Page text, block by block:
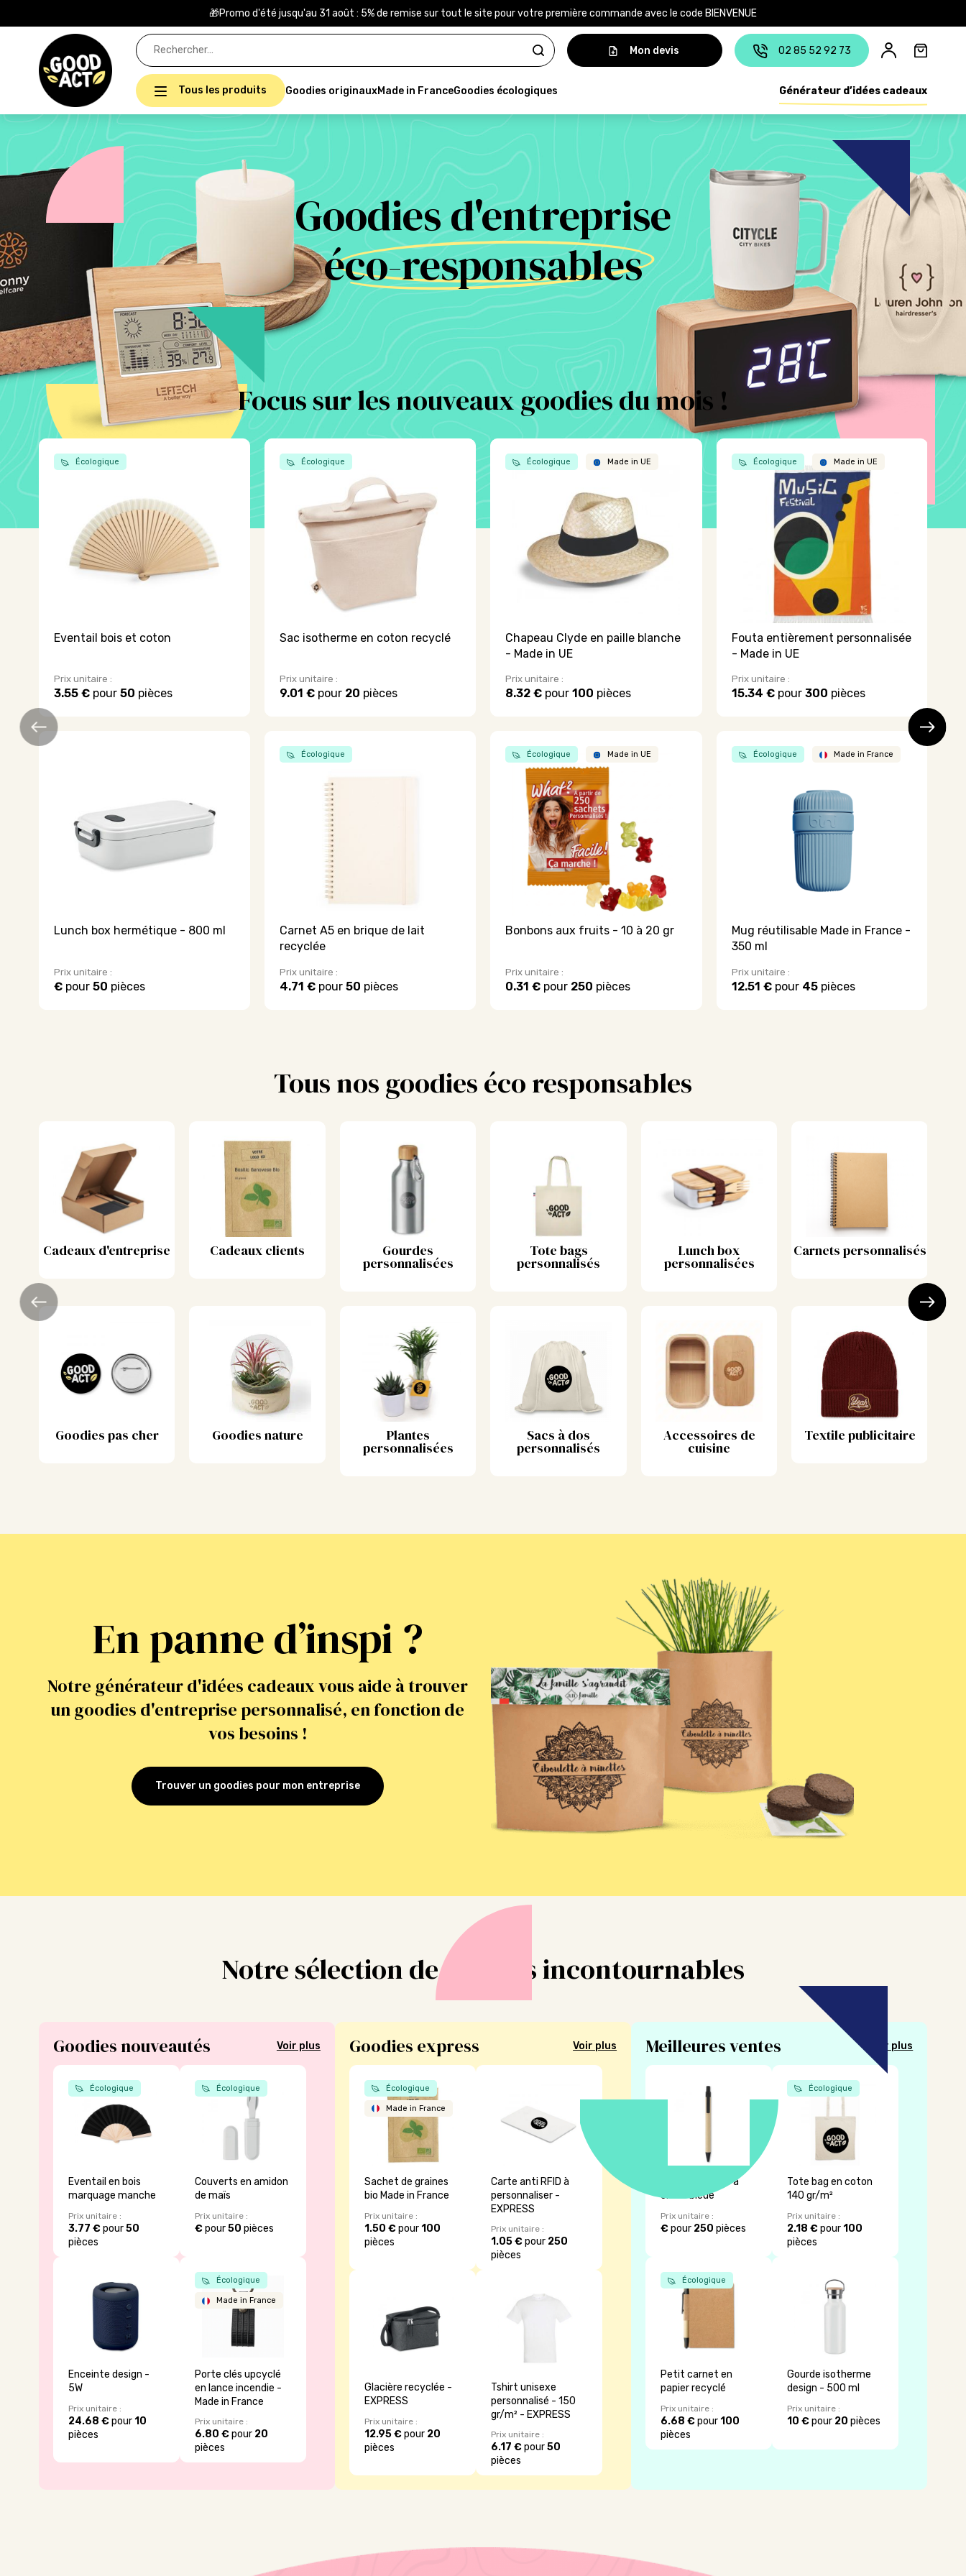
🎁Promo d'été jusqu'au 31 août : 5% de remise sur tout le site pour votre première commande avec le code BIENVENUE
Rechercher :
Mon devis
02 85 52 92 73
Tous les produits Goodies originauxMade in FranceGoodies écologiques Générateur d’idées cadeaux
Goodies d'entreprise
éco-responsables
Focus sur les nouveaux goodies du mois !
Écologique
Eventail bois et coton
Prix unitaire :
3.55 €pour 50 pièces
Écologique
Sac isotherme en coton recyclé
Prix unitaire :
9.01 € pour 20 pièces
Écologique Made in UE
Chapeau Clyde en paille blanche
- Made in UE
Prix unitaire :
8.32 € pour100 pièces
Écologique Made in UE
Fouta entièrement personnalisée
- Made in UE
Prix unitaire :
15.34 €pour 300 pièces
Lunch box hermétique - 800 ml
Prix unitaire :
€pour 50 pièces
Écologique
Carnet A5 en brique de lait
recyclée
Prix unitaire :
4.71 € pour 50 pièces
Écologique Made in UE
Bonbons aux fruits - 10 à 20 gr
Prix unitaire :
0.31 € pour 250 pièces
Écologique Made in France
Mug réutilisable Made in France -
350 ml
Prix unitaire :
12.51 €pour 45pièces
Tous nos goodies éco responsables
Cadeaux d'entreprise Cadeaux clients Gourdes
personnalisées
Tote bags
personnalisés
Lunch box
personnalisées
Carnets personnalisés
Goodies pas cher Goodies nature Plantes
personnalisées
Sacs à dos
personnalisés
Accessoires de
cuisine
Textile publicitaire
En panne d’inspi ?
Notre générateur d'idées cadeaux vous aide à trouver
un goodies d'entreprise personnalisé, en fonction de
vos besoins !
Trouver un goodies pour mon entreprise
Notre sélection de goodies incontournables
Goodies nouveautés Voir plus
Écologique
Eventail en bois
marquage manche
Prix unitaire :
3.77 € pour50
pièces
Écologique
Couverts en amidon
de maïs
Prix unitaire :
€ pour50 pièces
Enceinte design -
5W
Prix unitaire :
24.68 € pour10
pièces
Écologique
Made in France
Porte clés upcyclé
en lance incendie -
Made in France
Prix unitaire :
6.80 € pour 20
pièces
Goodies express Voir plus
Écologique
Made in France
Sachet de graines
bio Made in France
Prix unitaire :
1.50 € pour100
pièces
Carte anti RFID à
personnaliser -
EXPRESS
Prix unitaire :
1.05 € pour 250
pièces
Glacière recyclée -
EXPRESS
Prix unitaire :
12.95 € pour 20
pièces
Tshirt unisexe
personnalisé - 150
gr/m² - EXPRESS
Prix unitaire :
6.17 € pour50
pièces
Meilleures ventes Voir plus
Stylo classique à
encre bleue
Prix unitaire :
€ pour 250 pièces
Écologique
Tote bag en coton
140 gr/m²
Prix unitaire :
2.18 € pour100
pièces
Écologique
Petit carnet en
papier recyclé
Prix unitaire :
6.68 € pour100
pièces
Gourde isotherme
design - 500 ml
Prix unitaire :
10 € pour 20 pièces